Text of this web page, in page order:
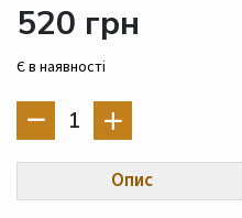
520 грн
Є в наявності
1
Опис